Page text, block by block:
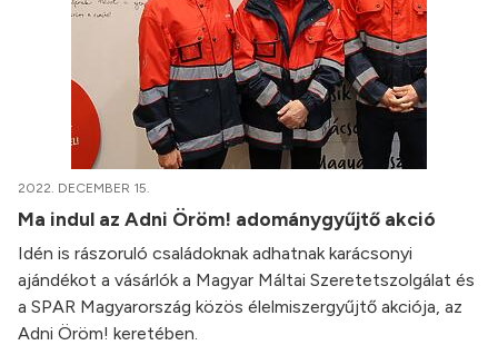
2022. DECEMBER 15.
Ma indul az Adni Öröm! adománygyűjtő akció
Idén is rászoruló családoknak adhatnak karácsonyi
ajándékot a vásárlók a Magyar Máltai Szeretetszolgálat és
a SPAR Magyarország közös élelmiszergyűjtő akciója, az
Adni Öröm! keretében.